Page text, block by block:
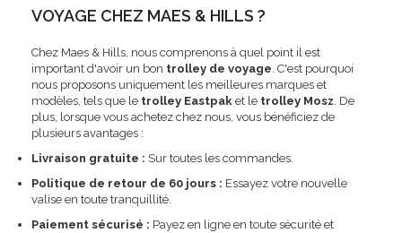
VOYAGE CHEZ MAES & HILLS ?
Chez Maes & Hills, nous comprenons à quel point il est
important d'avoir un bon trolley de voyage. C'est pourquoi
nous proposons uniquement les meilleures marques et
modèles, tels que le trolley Eastpak et le trolley Mosz. De
plus, lorsque vous achetez chez nous, vous bénéficiez de
plusieurs avantages :
Livraison gratuite : Sur toutes les commandes.
Politique de retour de 60 jours : Essayez votre nouvelle
valise en toute tranquillité.
Paiement sécurisé : Payez en ligne en toute sécurité et